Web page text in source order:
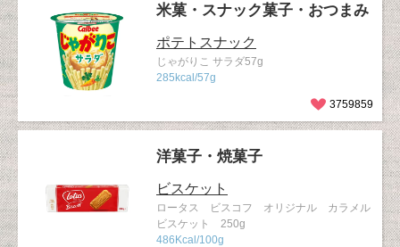
米菓・スナック菓子・おつまみ
ポテトスナック
じゃがりこ サラダ57g
285kcal/57g
3759859
洋菓子・焼菓子
ビスケット
ロータス ビスコフ オリジナル カラメル
ビスケット 250g
486Kcal/100g